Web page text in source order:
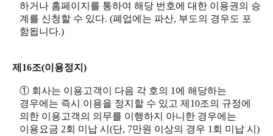
하거나 홈페이지를 통하여 해당 번호에 대한 이용권의 승
계를 신청할 수 있다. (폐업에는 파산, 부도의 경우도 포
함됩니다.)
제16조(이용정지)
① 회사는 이용고객이 다음 각 호의 1에 해당하는
경우에는 즉시 이용을 정지할 수 있고 제10조의 규정에
의한 이용고객의 의무를 이행하지 아니한 경우에는
이용요금 2회 미납 시(단, 7만원 이상의 경우 1회 미납 시)